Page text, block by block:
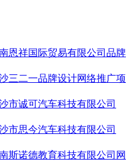
恩祥国际贸易有限公司品牌
三二一品牌设计网络推广项
市诚可汽车科技有限公司
市思今汽车科技有限公司
斯诺德教育科技有限公司网